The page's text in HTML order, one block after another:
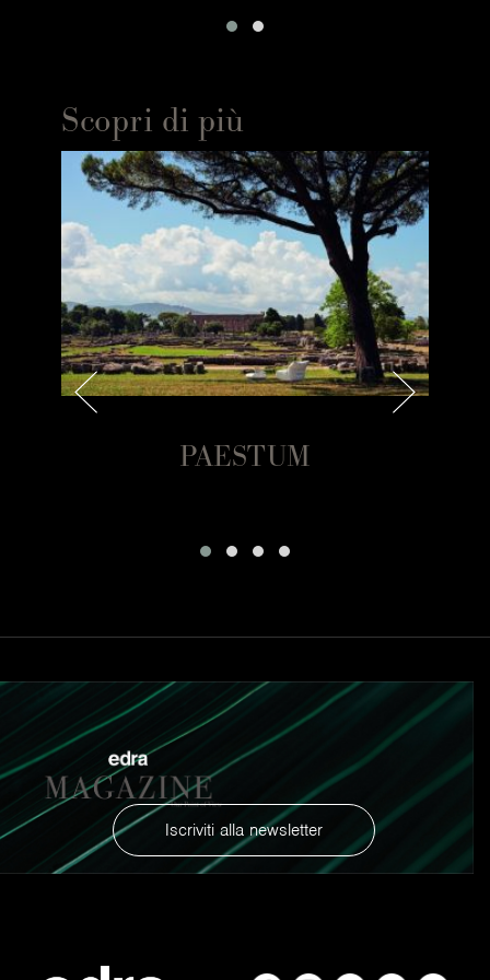
Altri tempi, ma stesso spirito imprenditoriale e stessa
una coppia, nella vita e negli affari, trasformando Villa
Franca da semplice tre stelle a cinque stelle lusso. E qui,
inizia un’altra fase di questa storia. Non solo per
l’upgrade dei servizi, che oggi annoverano ristorante
gourmet, rooftop con piscina e Spa, ma soprattutto per
l’impronta stilistica, mai tentata da queste parti, di
eliminare ogni elemento decorativo tipico della Costiera.
In primis, le ceramiche multicolor di Vietri e i mobili
d’epoca, sostituiti ovunque da marmo bianco screziato e
da un’essenzialità più contemporanea. Evoluzione, o
meglio ancora rivoluzione, al posto di tradizione. L’idea è
quella di creare una sorta di atelier dove dare libero
sfogo a una ricca collezione di opere d’arte, frutto della
puramente estetica o pratica.
Scopri di più
PAESTUM
Iscriviti alla newsletter